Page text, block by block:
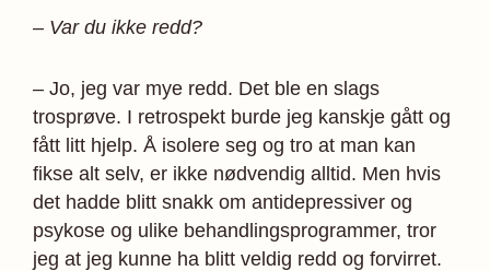
– Var du ikke redd?
– Jo, jeg var mye redd. Det ble en slags
trosprøve. I retrospekt burde jeg kanskje gått og
fått litt hjelp. Å isolere seg og tro at man kan
fikse alt selv, er ikke nødvendig alltid. Men hvis
det hadde blitt snakk om antidepressiver og
psykose og ulike behandlingsprogrammer, tror
jeg at jeg kunne ha blitt veldig redd og forvirret.